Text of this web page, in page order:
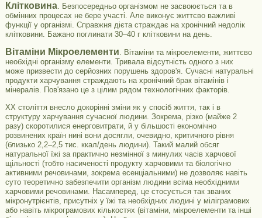
Клітковина. Безпосередньо організмом не засвоюється та в
обмінних процесах не бере участі. Але виконує життєво важливі
функції у організмі. Справжня дієта страждає на хронічний недолік
клітковини. Бажано поглинати 30–40 г клітковини на день.
Вітаміни Мікроелементи. Вітаміни та мікроелементи, життєво
необхідні організму елементи. Тривала відсутність одного з них
може призвести до серйозних порушень здоров'я. Сучасні натуральні
продукти харчування страждають на хронічний брак вітамінів і
мінералів. Пов'язано це з цілим рядом технологічних факторів.
XX століття внесло докорінні зміни як у спосіб життя, так і в
структуру харчування сучасної людини. Зокрема, різко (майже 2
разу) скоротилися енерговитрати, й у більшості економічно
розвинених країн нині вони досягли, очевидно, критичного рівня
(близько 2,2–2,5 тис. ккал/день людини). Такий малий обсяг
натуральної їжі за практично незмінної з минулих часів харчової
щільності (тобто насиченості продукту харчовими та біологічно
активними речовинами, зокрема есенціальними) не дозволяє навіть
суто теоретично забезпечити організм людини всіма необхідними
харчовими речовинами. Насамперед, це стосується так званих
мікронутрієнтів, присутніх у їжі та необхідних людині у міліграмових
або навіть мікрограмових кількостях (вітаміни, мікроелементи та інші